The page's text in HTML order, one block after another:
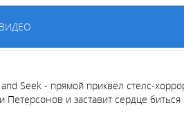
ВИДЕО
Seek - прямой приквел стелс-
Петерсонов и заставит сердце